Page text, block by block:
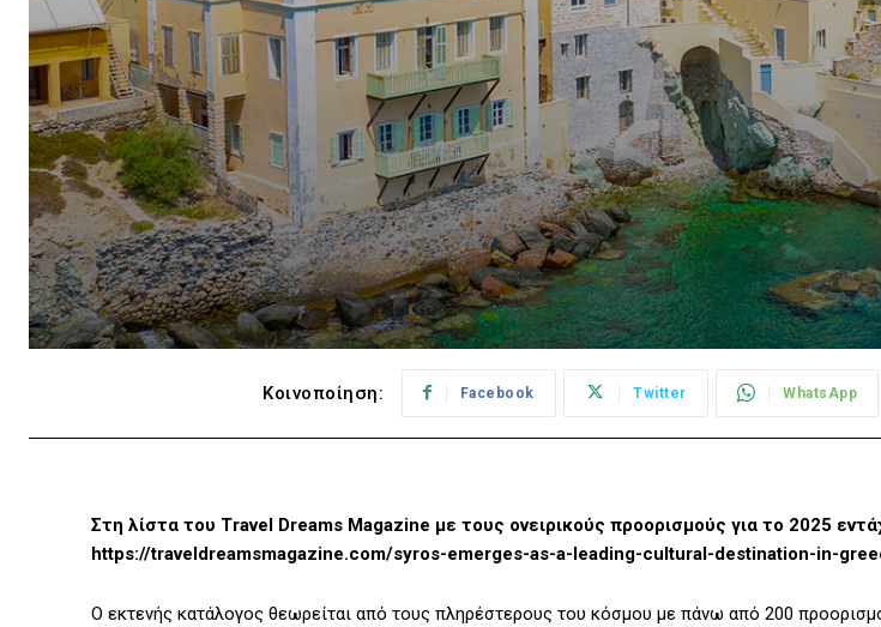
Κοινοποίηση: Facebook Twitter WhatsApp
Στη λίστα του Travel Dreams Magazine με τους ονειρικούς προορισμούς για το 2025
https://traveldreamsmagazine.com/syros-emerges-as-a-leading-cultural-destination-in-
Ο εκτενής κατάλογος θεωρείται από τους πληρέστερους του κόσμου με πάνω από 200